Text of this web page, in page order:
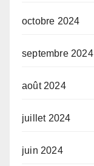
octobre 2024
septembre 2024
août 2024
juillet 2024
juin 2024